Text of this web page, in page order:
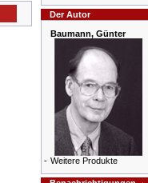
Der Autor
Baumann, Günter
- Weitere Produkte